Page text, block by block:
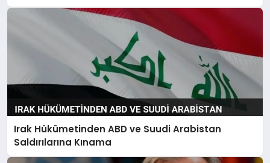
Irak Hükümetinden ABD ve Suudi Arabistan
Saldırılarına Kınama